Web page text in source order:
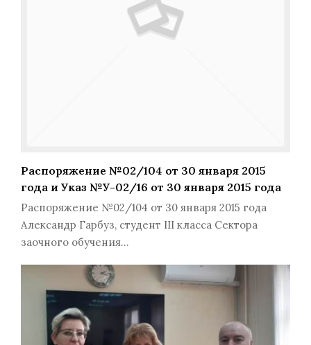
Распоряжение №02/104 от 30 января 2015
года и Указ №У-02/16 от 30 января 2015 года
Распоряжение №02/104 от 30 января 2015 года
Александр Гарбуз, студент III класса Сектора
заочного обучения…